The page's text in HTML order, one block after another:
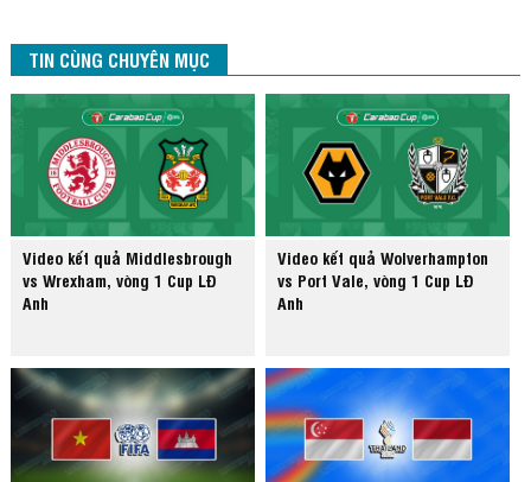
TIN CÙNG CHUYÊN MỤC
Video kết quả Middlesbrough
vs Wrexham, vòng 1 Cup LĐ
Anh
Video kết quả Wolverhampton
vs Port Vale, vòng 1 Cup LĐ
Anh